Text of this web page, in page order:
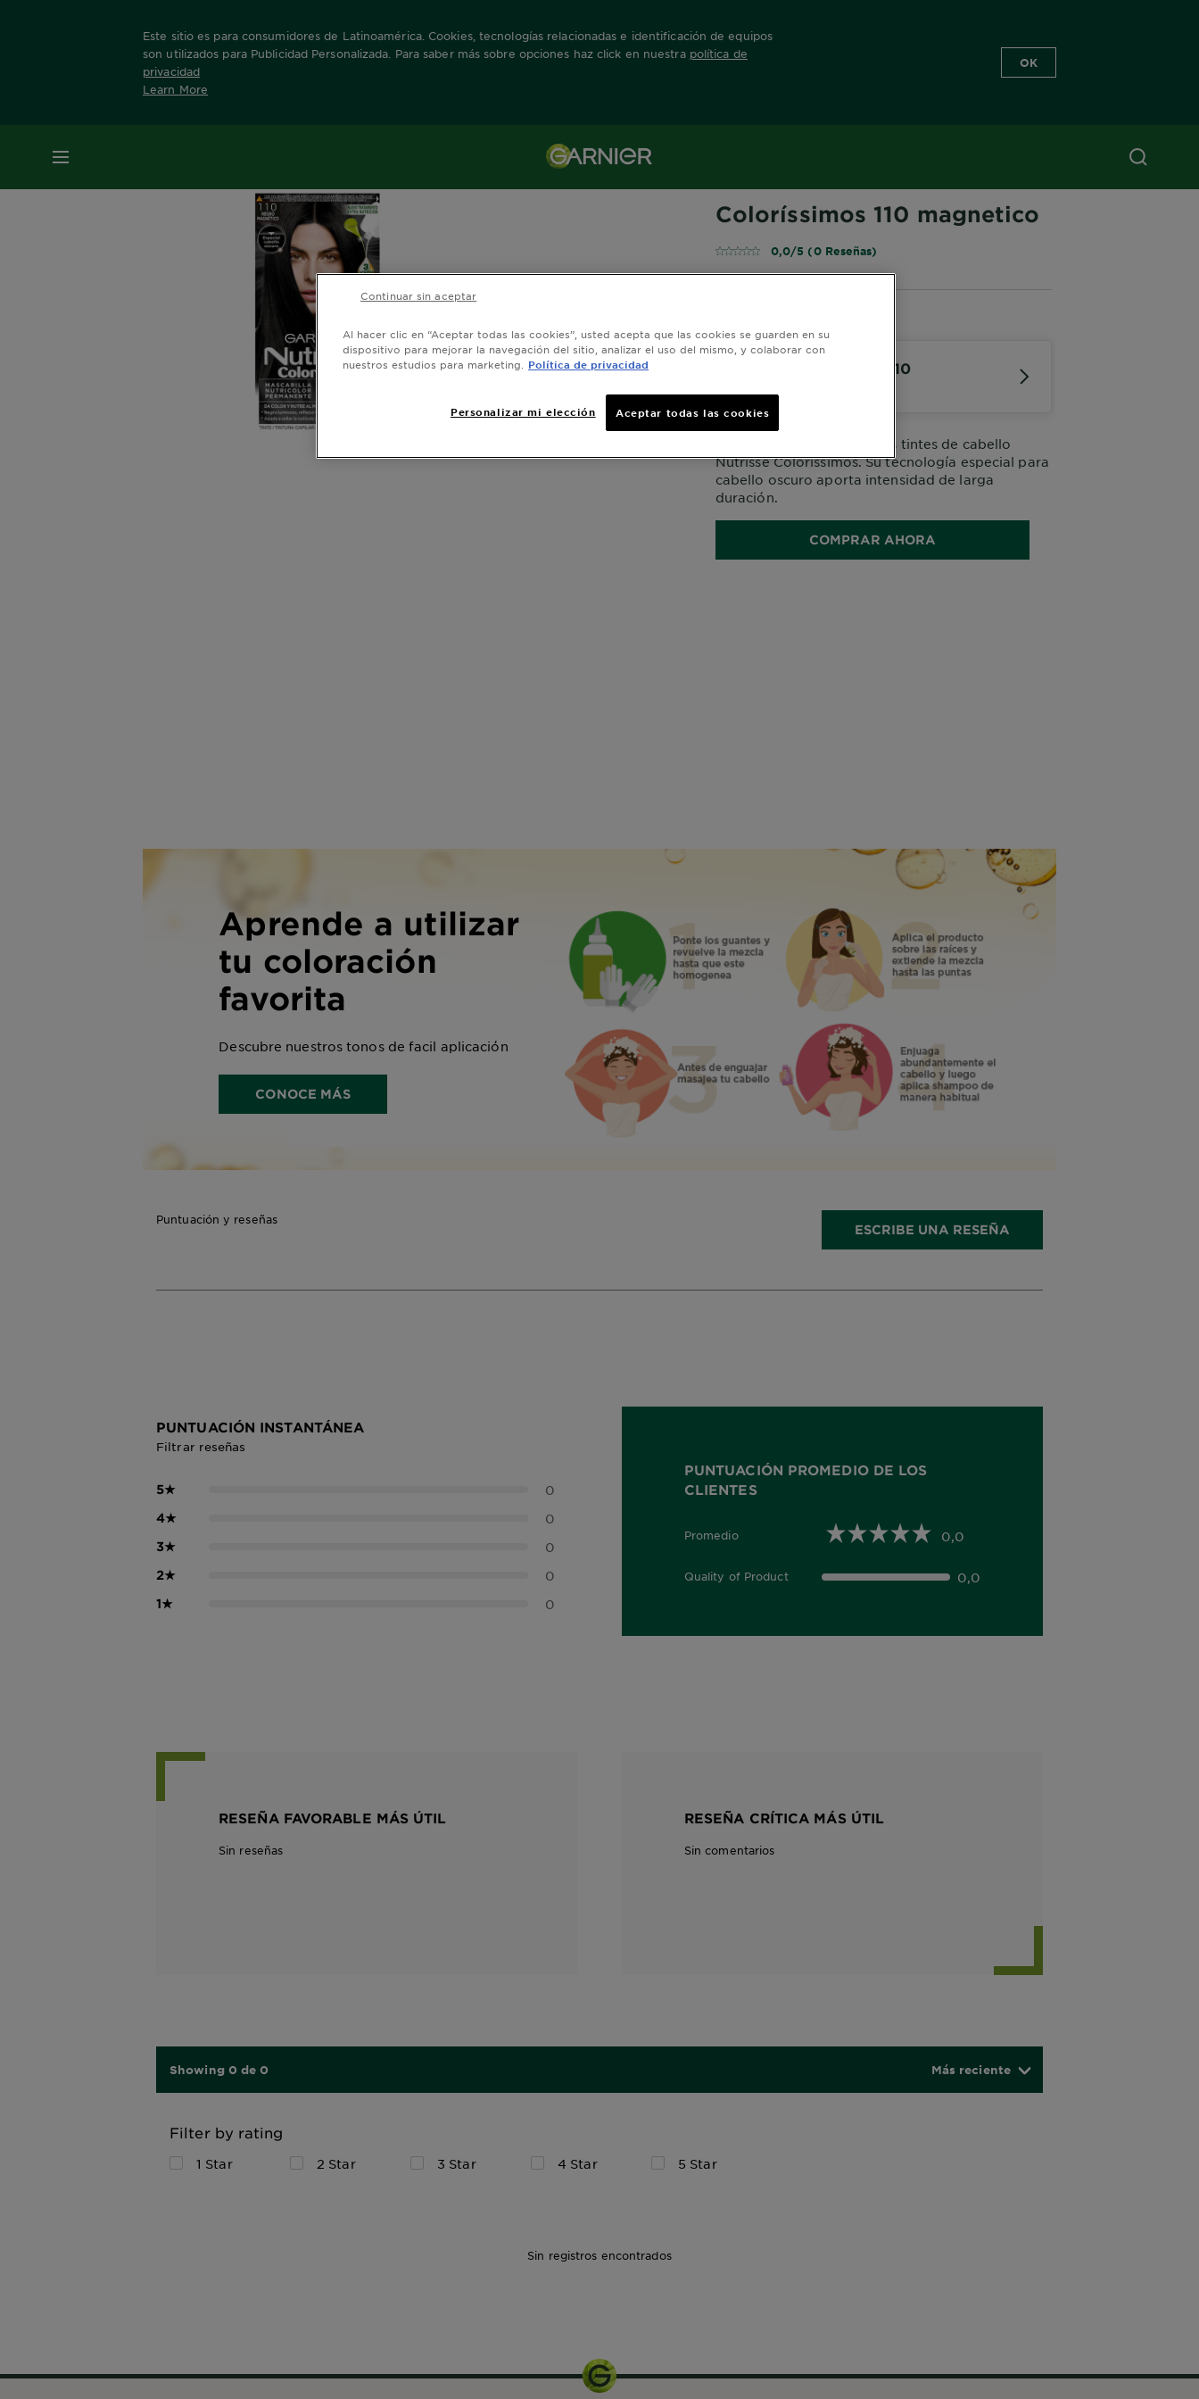
Este sitio es para consumidores de Latinoamérica. Cookies, tecnologías relacionadas e identificación de equipos
son utilizados para Publicidad Personalizada. Para saber más sobre opciones haz click en nuestra política de
privacidad
Learn More
OK
MENÚ
Home Nuestras Marcas
Coloríssimos 110 magnetico
0,0/5 (0 Reseñas)
Coloríssimos 110
Atrévete a probar nuestros tintes de cabello
Nutrisse Coloríssimos. Su tecnología especial para
cabello oscuro aporta intensidad de larga
duración.
COMPRAR AHORA
Aprende a utilizar
tu coloración
favorita
Descubre nuestros tonos de facil aplicación
CONOCE MÁS
Puntuación y reseñas
ESCRIBE UNA RESEÑA
PUNTUACIÓN INSTANTÁNEA
Filtrar reseñas
5★ 0
4★ 0
3★ 0
2★ 0
1★ 0
PUNTUACIÓN PROMEDIO DE LOS
CLIENTES
Promedio
0,0 out of 5 stars 0,0
Quality of Product
0,0 out of 5 stars 0,0
RESEÑA FAVORABLE MÁS ÚTIL
Sin reseñas
RESEÑA CRÍTICA MÁS ÚTIL
Sin comentarios
Showing 0 de 0 Más reciente
Filter by rating
1 Star 2 Star 3 Star 4 Star 5 Star
Sin registros encontrados
Al hacer clic en “Aceptar todas las cookies”, usted acepta que las cookies se guarden en su
dispositivo para mejorar la navegación del sitio, analizar el uso del mismo, y colaborar con
nuestros estudios para marketing.
Política de privacidad
Personalizar mi elección Aceptar todas las cookies
Continuar sin aceptar